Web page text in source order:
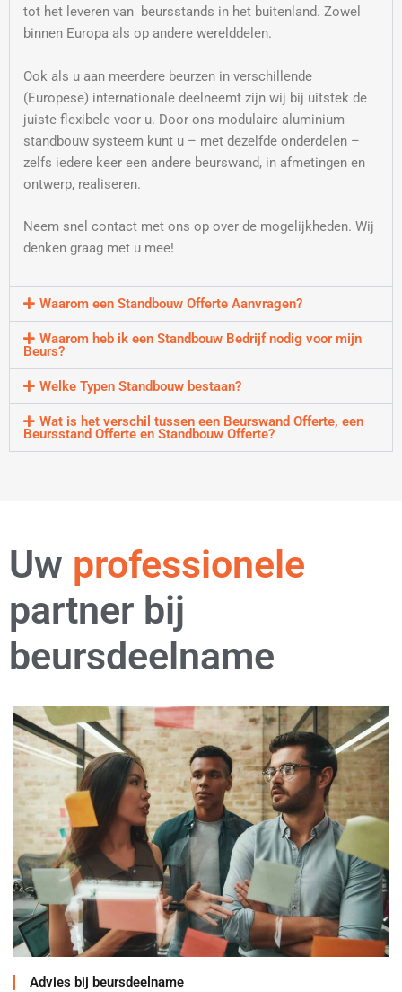
tot het leveren van beursstands in het buitenland. Zowel
binnen Europa als op andere werelddelen.
Ook als u aan meerdere beurzen in verschillende
(Europese) internationale deelneemt zijn wij bij uitstek de
juiste flexibele voor u. Door ons modulaire aluminium
standbouw systeem kunt u – met dezelfde onderdelen –
zelfs iedere keer een andere beurswand, in afmetingen en
ontwerp, realiseren.
Neem snel contact met ons op over de mogelijkheden. Wij
denken graag met u mee!
Waarom een Standbouw Offerte Aanvragen?
Waarom heb ik een Standbouw Bedrijf nodig voor mijn
Beurs?
Welke Typen Standbouw bestaan?
Wat is het verschil tussen een Beurswand Offerte, een
Beursstand Offerte en Standbouw Offerte?
Uw professionele
strategische
partner bij
beursdeelname
Advies bij beursdeelname